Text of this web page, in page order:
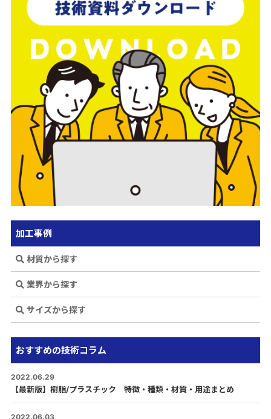
加工事例
材質から探す
業界から探す
サイズから探す
おすすめの技術コラム
2022.06.29
【最新版】樹脂/プラスチック 特徴・種類・材質・用途まとめ
2022.06.03